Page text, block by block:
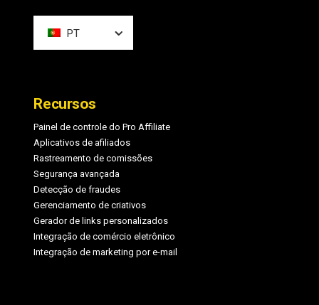
PT
Recursos
Painel de controle do Pro Affiliate
Aplicativos de afiliados
Rastreamento de comissões
Segurança avançada
Detecção de fraudes
Gerenciamento de criativos
Gerador de links personalizados
Integração de comércio eletrônico
Integração de marketing por e-mail